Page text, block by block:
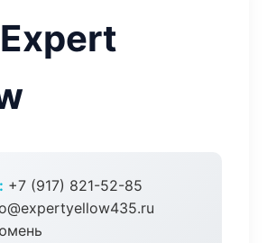
+7 (917) 821-52-85